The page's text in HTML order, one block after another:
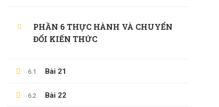
PHẦN 6 THỰC HÀNH VÀ CHUYỂN
ĐỔI KIẾN THỨC
6.1 Bài 21
6.2 Bài 22
Phát Triển Bản Thân